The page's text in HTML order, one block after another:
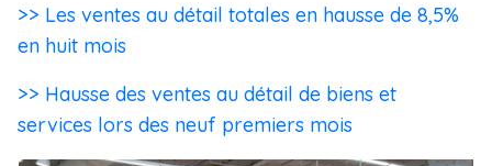
>> Les ventes au détail totales en hausse de 8,5%
en huit mois
>> Hausse des ventes au détail de biens et
services lors des neuf premiers mois